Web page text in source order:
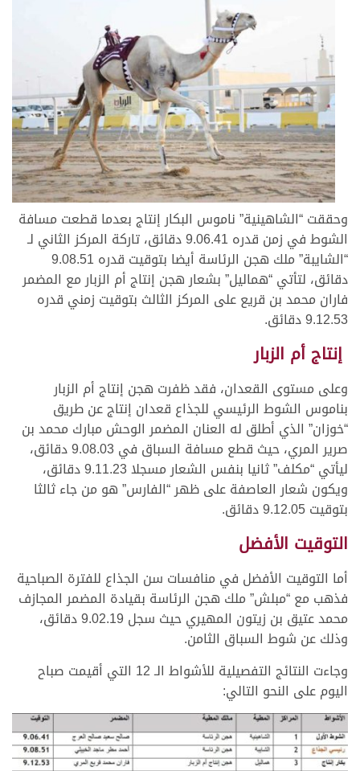
وحققت “الشاهينية” ناموس البكار إنتاج بعدما قطعت مسافة
الشوط في زمن قدره 9.06.41 دقائق، تاركة المركز الثاني لـ
“الشايبة” ملك هجن الرئاسة أيضا بتوقيت قدره 9.08.51
دقائق، لتأتي “هماليل” بشعار هجن إنتاج أم الزبار مع المضمر
فاران محمد بن قريع على المركز الثالث بتوقيت زمني قدره
9.12.53 دقائق.
إنتاج أم الزبار
وعلى مستوى القعدان، فقد ظفرت هجن إنتاج أم الزبار
بناموس الشوط الرئيسي للجذاع قعدان إنتاج عن طريق
“خوزان” الذي أطلق له العنان المضمر الوحش مبارك محمد بن
صرير المري، حيث قطع مسافة السباق في 9.08.03 دقائق،
ليأتي “مكلف” ثانيا بنفس الشعار مسجلا 9.11.23 دقائق،
ويكون شعار العاصفة على ظهر “الفارس” هو من جاء ثالثا
بتوقيت 9.12.05 دقائق.
التوقيت الأفضل
أما التوقيت الأفضل في منافسات سن الجذاع للفترة الصباحية
فذهب مع “مبلش” ملك هجن الرئاسة بقيادة المضمر المجازف
محمد عتيق بن زيتون المهيري حيث سجل 9.02.19 دقائق،
وذلك عن شوط السباق الثامن.
وجاءت النتائج التفصيلية للأشواط الـ 12 التي أقيمت صباح
اليوم على النحو التالي: